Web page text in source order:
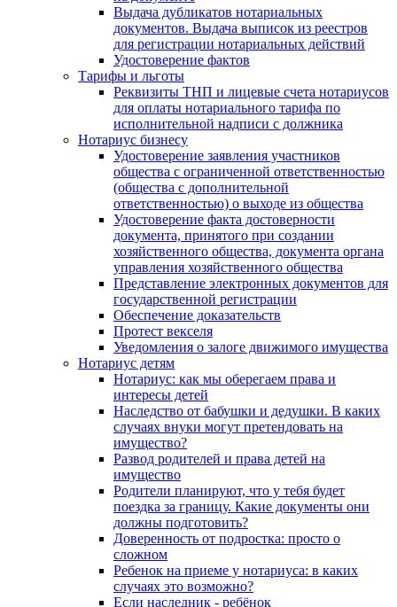
Выдача дубликатов нотариальных
документов. Выдача выписок из реестров
для регистрации нотариальных действий
Удостоверение фактов
Тарифы и льготы
Реквизиты ТНП и лицевые счета нотариусов
для оплаты нотариального тарифа по
исполнительной надписи с должника
Нотариус бизнесу
Удостоверение заявления участников
общества с ограниченной ответственностью
(общества с дополнительной
ответственностью) о выходе из общества
Удостоверение факта достоверности
документа, принятого при создании
хозяйственного общества, документа органа
управления хозяйственного общества
Представление электронных документов для
государственной регистрации
Обеспечение доказательств
Протест векселя
Уведомления о залоге движимого имущества
Нотариус детям
Нотариус: как мы оберегаем права и
интересы детей
Наследство от бабушки и дедушки. В каких
случаях внуки могут претендовать на
имущество?
Развод родителей и права детей на
имущество
Родители планируют, что у тебя будет
поездка за границу. Какие документы они
должны подготовить?
Доверенность от подростка: просто о
сложном
Ребенок на приеме у нотариуса: в каких
случаях это возможно?
Если наследник - ребёнок